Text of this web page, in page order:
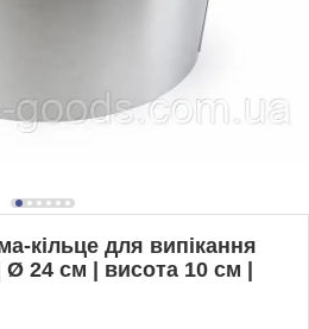
кільце для випікання
Ø 24 см | висота 10 см |